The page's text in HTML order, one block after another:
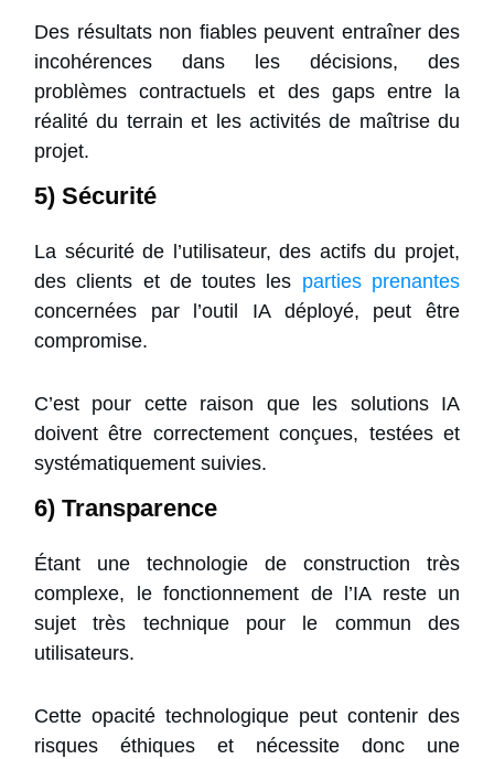
Des résultats non fiables peuvent entraîner des
incohérences dans les décisions, des
problèmes contractuels et des gaps entre la
réalité du terrain et les activités de maîtrise du
projet.
5) Sécurité
La sécurité de l’utilisateur, des actifs du projet,
des clients et de toutes les parties prenantes
concernées par l’outil IA déployé, peut être
compromise.
C’est pour cette raison que les solutions IA
doivent être correctement conçues, testées et
systématiquement suivies.
6) Transparence
Étant une technologie de construction très
complexe, le fonctionnement de l’IA reste un
sujet très technique pour le commun des
utilisateurs.
Cette opacité technologique peut contenir des
risques éthiques et nécessite donc une